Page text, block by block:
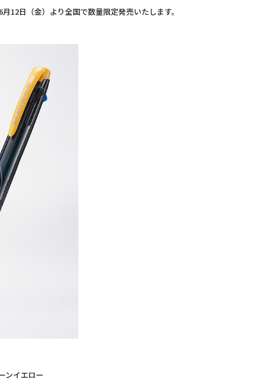
12日（金）より全国で数量限定発売いたします。
ンイエロー